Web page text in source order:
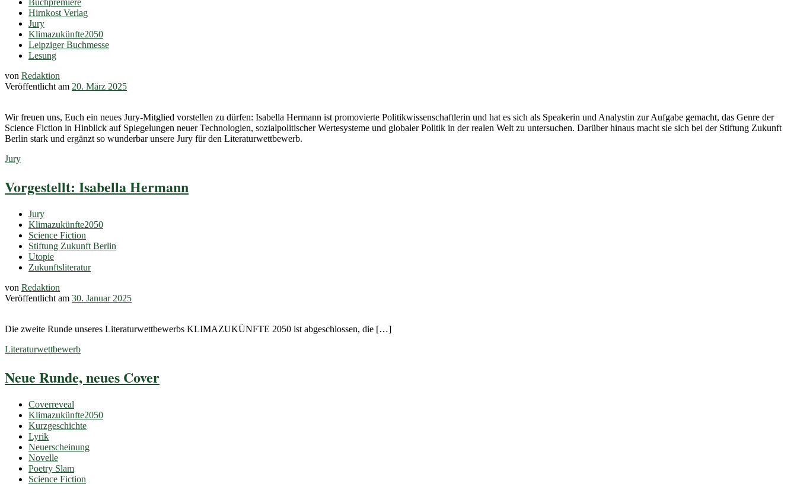
Buchpremiere
Hirnkost Verlag
Jury
Klimazukünfte2050
Leipziger Buchmesse
Lesung
von Redaktion
Veröffentlicht am 20. März 2025
Wir freuen uns, Euch ein neues Jury-Mitglied vorstellen zu dürfen: Isabella Hermann ist promovierte Politikwissenschaftlerin und hat es sich als Speakerin und Analystin zur Aufgabe gemacht, das Genre der
Science Fiction in Hinblick auf Spiegelungen neuer Technologien, sozialpolitischer Wertesysteme und globaler Politik in der realen Welt zu untersuchen. Darüber hinaus macht sie sich bei der Stiftung Zukunft
Berlin stark und ergänzt so wunderbar unsere Jury für den Literaturwettbewerb.
Jury
Vorgestellt: Isabella Hermann
Jury
Klimazukünfte2050
Science Fiction
Stiftung Zukunft Berlin
Utopie
Zukunftsliteratur
von Redaktion
Veröffentlicht am 30. Januar 2025
Die zweite Runde unseres Literaturwettbewerbs KLIMAZUKÜNFTE 2050 ist abgeschlossen, die […]
Literaturwettbewerb
Neue Runde, neues Cover
Coverreveal
Klimazukünfte2050
Kurzgeschichte
Lyrik
Neuerscheinung
Novelle
Poetry Slam
Science Fiction